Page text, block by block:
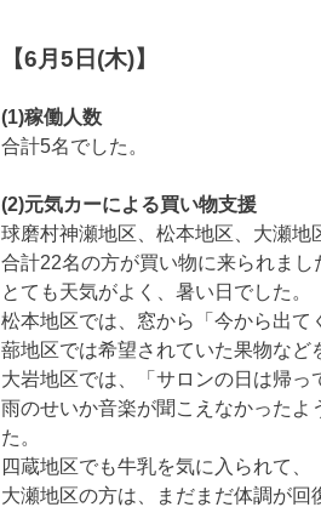
【6月5日(木)】
(1)稼働人数
合計5名でした。
(2)元気カーによる買い物支援
球磨村神瀬地区、松本地区、大瀬地
合計22名の方が買い物に来られまし
とても天気がよく、暑い日でした。
松本地区では、窓から「今から出て
蔀地区では希望されていた果物など
大岩地区では、「サロンの日は帰
雨のせいか音楽が聞こえなかった
た。
四蔵地区でも牛乳を気に入られて、
大瀬地区の方は、まだまだ体調が